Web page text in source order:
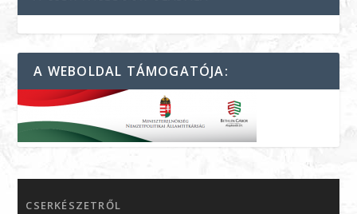
A WEBOLDAL TÁMOGATÓJA:
CSERKÉSZETRŐL